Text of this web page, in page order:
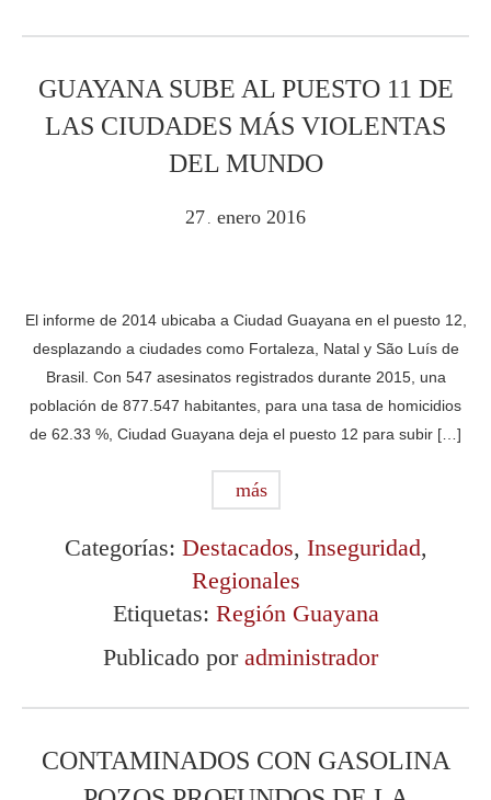
GUAYANA SUBE AL PUESTO 11 DE
LAS CIUDADES MÁS VIOLENTAS
DEL MUNDO
27 . enero 2016
El informe de 2014 ubicaba a Ciudad Guayana en el puesto 12,
desplazando a ciudades como Fortaleza, Natal y São Luís de
Brasil. Con 547 asesinatos registrados durante 2015, una
población de 877.547 habitantes, para una tasa de homicidios
de 62.33 %, Ciudad Guayana deja el puesto 12 para subir […]
más
Categorías: Destacados, Inseguridad,
Regionales
Etiquetas: Región Guayana
Publicado por administrador
CONTAMINADOS CON GASOLINA